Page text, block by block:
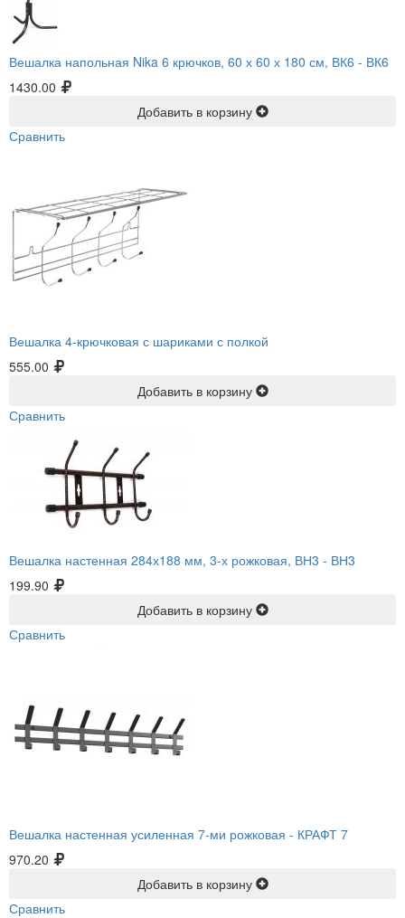
Вешалка напольная Nika 6 крючков, 60 х 60 х 180 см, ВК6 - ВК6
1430.00
Добавить в корзину
Сравнить
Вешалка 4-крючковая с шариками с полкой
555.00
Добавить в корзину
Сравнить
Вешалка настенная 284х188 мм, 3-х рожковая, ВН3 - ВН3
199.90
Добавить в корзину
Сравнить
Вешалка настенная усиленная 7-ми рожковая - КРАФТ 7
970.20
Добавить в корзину
Сравнить